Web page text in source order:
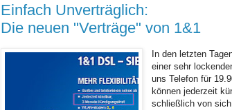
Einfach Unverträglich:
Die neuen "Verträge" von 1&1
In den letzten
einer sehr
uns Telefon für
können jederzeit
schließlich von